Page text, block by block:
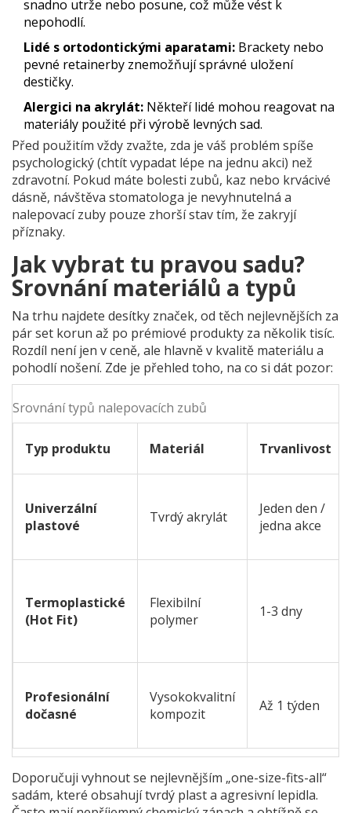
snadno utrže nebo posune, což může vést k
nepohodlí.
Lidé s ortodontickými aparatami: Brackety nebo
pevné retainerby znemožňují správné uložení
destičky.
Alergici na akrylát: Někteří lidé mohou reagovat na
materiály použité při výrobě levných sad.
Před použitím vždy zvažte, zda je váš problém spíše
psychologický (chtít vypadat lépe na jednu akci) než
zdravotní. Pokud máte bolesti zubů, kaz nebo krvácivé
dásně, návštěva stomatologa je nevyhnutelná a
nalepovací zuby pouze zhorší stav tím, že zakryjí
příznaky.
Jak vybrat tu pravou sadu?
Srovnání materiálů a typů
Na trhu najdete desítky značek, od těch nejlevnějších za
pár set korun až po prémiové produkty za několik tisíc.
Rozdíl není jen v ceně, ale hlavně v kvalitě materiálu a
pohodlí nošení. Zde je přehled toho, na co si dát pozor:
Srovnání typů nalepovacích zubů
Typ produktu Materiál Trvanlivost
Univerzální
plastové
Tvrdý akrylát
Jeden den /
jedna akce
Termoplastické
(Hot Fit)
Flexibilní
polymer
1-3 dny
Profesionální
dočasné
Vysokokvalitní
kompozit
Až 1 týden
Doporučuji vyhnout se nejlevnějším „one-size-fits-all“
sadám, které obsahují tvrdý plast a agresivní lepidla.